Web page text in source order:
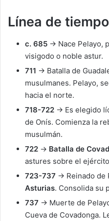
Línea de
c. 685 → Nace Pelayo,
visigodo o noble astur.
711 → Batalla de
musulmanes. Pelayo,
hacia el norte.
718-722 → Es elegido
de Onís. Comienza la
musulmán.
722 → Batalla de
astures sobre el
723-737 → Reinado de
Asturias. Consolida su
737 → Muerte de
Cueva de Covadonga.